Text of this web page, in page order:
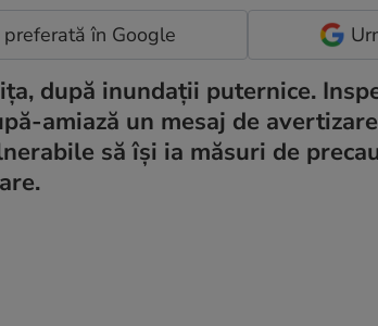
în Google
după inundații puternice.
amiază un mesaj de
să își ia măsuri de